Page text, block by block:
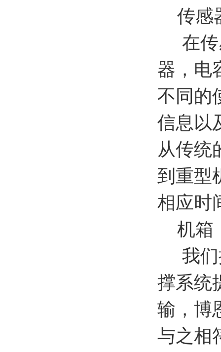
传感
在传
器，电
不同的
信息以
从传统
到重型
相应时
机箱
我们
撑系统
输，博
与之相